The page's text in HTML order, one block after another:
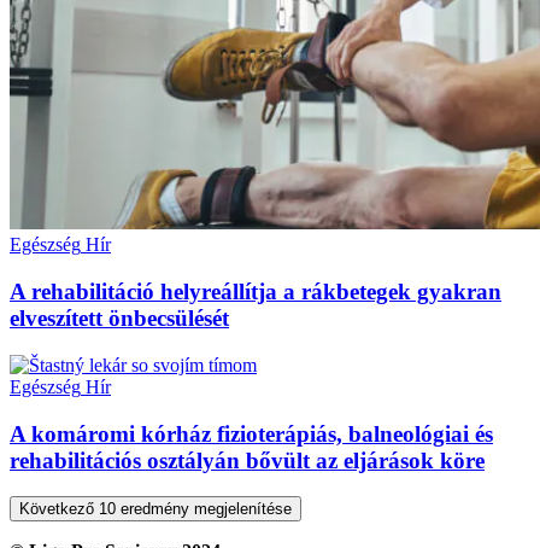
Egészség Hír
A rehabilitáció helyreállítja a rákbetegek gyakran
elveszített önbecsülését
Egészség Hír
A komáromi kórház fizioterápiás, balneológiai és
rehabilitációs osztályán bővült az eljárások köre
Következő 10 eredmény megjelenítése